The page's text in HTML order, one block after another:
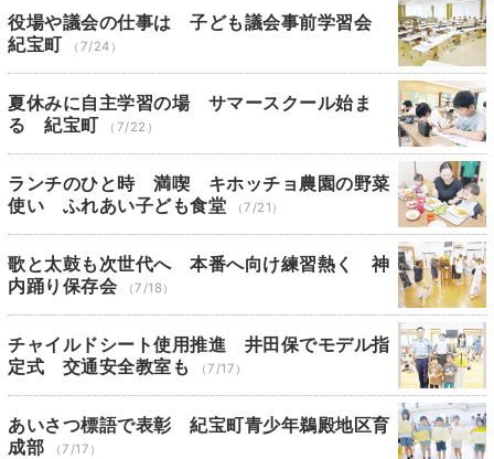
役場や議会の仕事は 子ども議会事前学習会
紀宝町
（7/24）
夏休みに自主学習の場 サマースクール始ま
る 紀宝町
（7/22）
ランチのひと時 満喫 キホッチョ農園の野菜
使い ふれあい子ども食堂
（7/21）
歌と太鼓も次世代へ 本番へ向け練習熱く 神
内踊り保存会
（7/18）
チャイルドシート使用推進 井田保でモデル指
定式 交通安全教室も
（7/17）
あいさつ標語で表彰 紀宝町青少年鵜殿地区育
成部
（7/17）